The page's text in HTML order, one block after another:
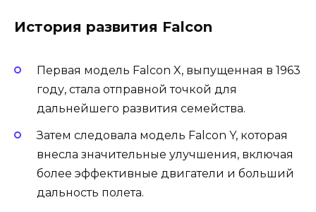
История развития Falcon
Первая модель Falcon X, выпущенная в 1963
году, стала отправной точкой для
дальнейшего развития семейства.
Затем следовала модель Falcon Y, которая
внесла значительные улучшения, включая
более эффективные двигатели и больший
дальность полета.